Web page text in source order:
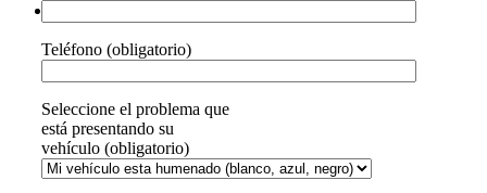
Teléfono (obligatorio)
Seleccione el problema que
está presentando su
vehículo (obligatorio)